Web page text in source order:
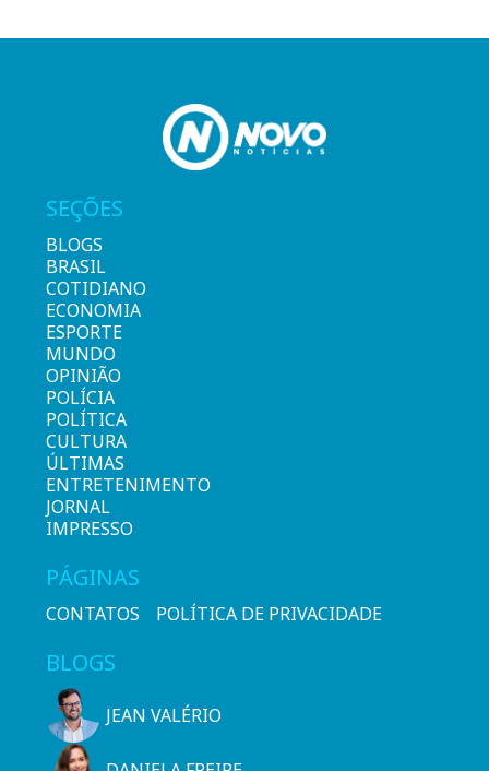
SEÇÕES
BLOGS
BRASIL
COTIDIANO
ECONOMIA
ESPORTE
MUNDO
OPINIÃO
POLÍCIA
POLÍTICA
CULTURA
ÚLTIMAS
ENTRETENIMENTO
JORNAL
IMPRESSO
PÁGINAS
CONTATOS POLÍTICA DE PRIVACIDADE
BLOGS
JEAN VALÉRIO